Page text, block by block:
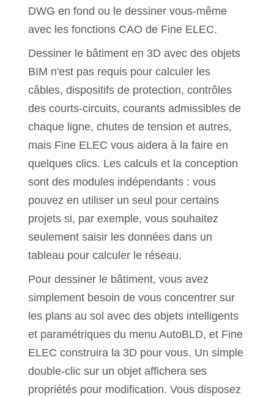
DWG en fond ou le dessiner vous-même
avec les fonctions CAO de Fine ELEC.
Dessiner le bâtiment en 3D avec des objets
BIM n'est pas requis pour calculer les
câbles, dispositifs de protection, contrôles
des courts-circuits, courants admissibles de
chaque ligne, chutes de tension et autres,
mais Fine ELEC vous aidera à la faire en
quelques clics. Les calculs et la conception
sont des modules indépendants : vous
pouvez en utiliser un seul pour certains
projets si, par exemple, vous souhaitez
seulement saisir les données dans un
tableau pour calculer le réseau.
Pour dessiner le bâtiment, vous avez
simplement besoin de vous concentrer sur
les plans au sol avec des objets intelligents
et paramétriques du menu AutoBLD, et Fine
ELEC construira la 3D pour vous. Un simple
double-clic sur un objet affichera ses
propriétés pour modification. Vous disposez